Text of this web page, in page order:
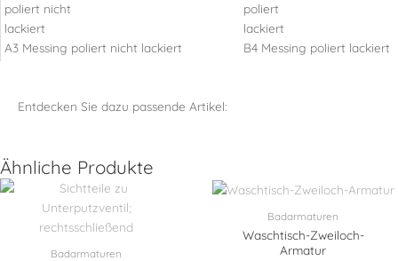
A3 Messing poliert nicht lackiert B4 Messing poliert lackiert
Entdecken Sie dazu passende Artikel:
Ähnliche Produkte
Badarmaturen
Badarmaturen
Waschtisch-Zweiloch-
Armatur